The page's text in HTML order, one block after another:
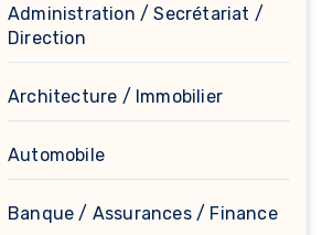
Administration / Secrétariat /
Direction
Architecture / Immobilier
Automobile
Banque / Assurances / Finance